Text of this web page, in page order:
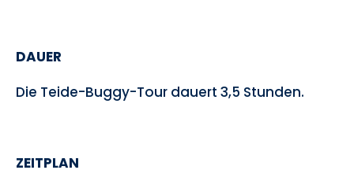
DAUER
Die Teide-Buggy-Tour dauert 3,5 Stunden.
ZEITPLAN